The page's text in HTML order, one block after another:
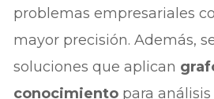
problemas empresariales
mayor precisión. Además,
soluciones que aplican
conocimiento para